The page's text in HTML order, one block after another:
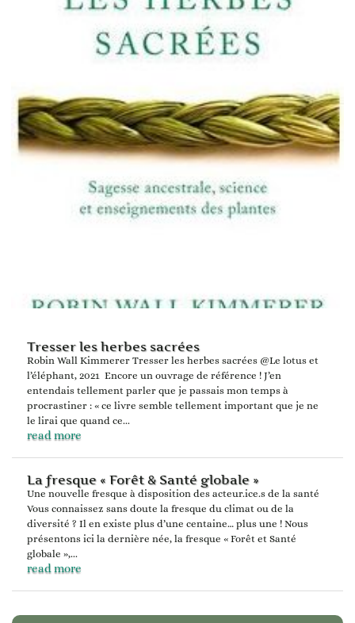
Tresser les herbes sacrées
Robin Wall Kimmerer Tresser les herbes sacrées @Le lotus et
l’éléphant, 2021 Encore un ouvrage de référence ! J’en
entendais tellement parler que je passais mon temps à
procrastiner : « ce livre semble tellement important que je ne
le lirai que quand ce...
read more
La fresque « Forêt & Santé globale »
Une nouvelle fresque à disposition des acteur.ice.s de la santé
Vous connaissez sans doute la fresque du climat ou de la
diversité ? Il en existe plus d’une centaine… plus une ! Nous
présentons ici la dernière née, la fresque « Forêt et Santé
globale »,...
read more